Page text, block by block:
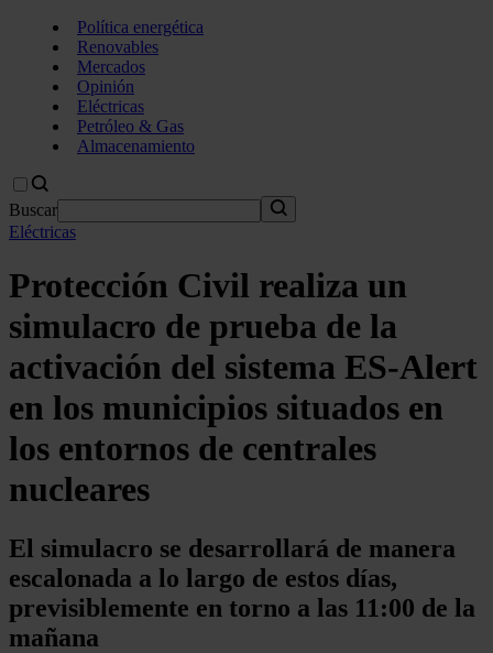
Política energética
Renovables
Mercados
Opinión
Eléctricas
Petróleo & Gas
Almacenamiento
Buscar
Eléctricas
Protección Civil realiza un
simulacro de prueba de la
activación del sistema ES-Alert
en los municipios situados en
los entornos de centrales
nucleares
El simulacro se desarrollará de manera
escalonada a lo largo de estos días,
previsiblemente en torno a las 11:00 de la
mañana